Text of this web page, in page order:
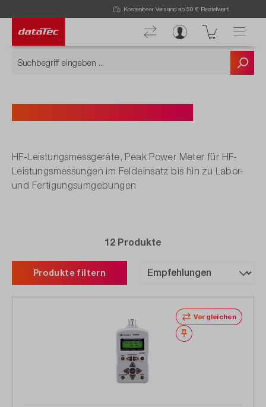
Kostenloser Versand ab 50 € Bestellwert!
HF-Leistungsmessgeräte, Peak Power Meter für HF-
Leistungsmessungen im Feldeinsatz bis hin zu Labor-
und Fertigungsumgebungen
Produkte filtern
12 Produkte
Vergleichen
Merken